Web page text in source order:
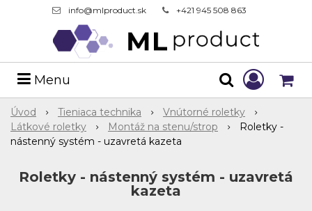
info@mlproduct.sk +421 945 508 863
Menu
Úvod Tieniaca technika
Vnútorné roletky
Látkové roletky
Montáž na stenu/strop
Roletky -
nástenný systém - uzavretá kazeta
Roletky - nástenný systém - uzavretá
kazeta